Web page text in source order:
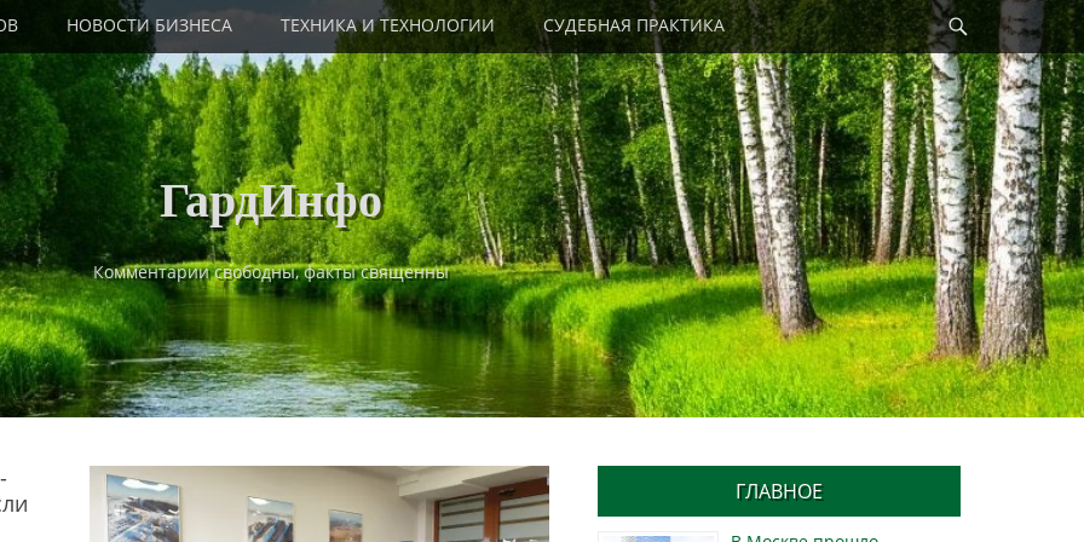
НОВОСТИ БИЗНЕСА ТЕХНИКА И ТЕХНОЛОГИИ СУДЕБНАЯ ПРАКТИКА
Найти
ГардИнфо
Комментарии свободны, факты священны
ГЛАВНОЕ